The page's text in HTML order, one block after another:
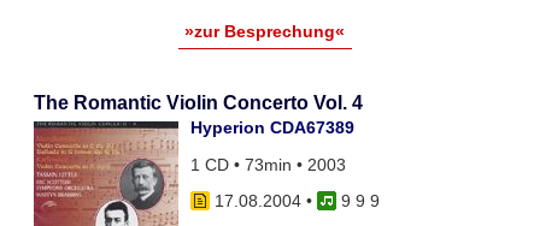
»zur Besprechung«
The Romantic Violin Concerto Vol. 4
Hyperion CDA67389
1 CD • 73min • 2003
17.08.2004•
9 9 9